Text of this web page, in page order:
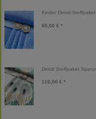
Kinder Dirndl
65,00 € *
Dirndl Stoffpaket
110,00 € *